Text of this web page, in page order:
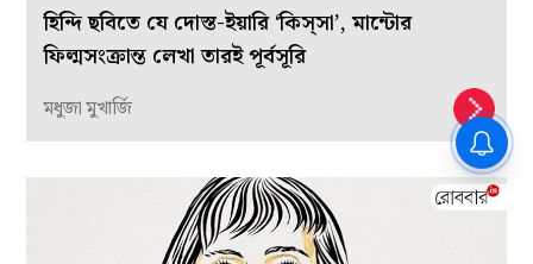
হিন্দি ছবিতে যে দোস্ত-ইয়ারি ‘কিস্সা’, মান্টোর
ফিল্মসংক্রান্ত লেখা তারই পূর্বসূরি
মধুজা মুখার্জি